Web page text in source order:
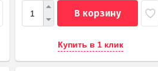
В корзину
Купить в 1 клик